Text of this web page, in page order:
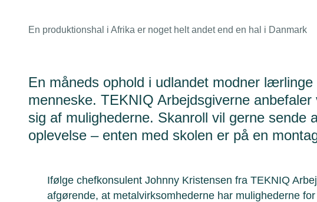
En produktionshal i Afrika er noget helt andet end en hal i Danmark
En måneds ophold i udlandet modner
menneske. TEKNIQ Arbejdsgiverne
sig af mulighederne. Skanroll vil gerne sende
oplevelse – enten med skolen er på en
Ifølge chefkonsulent Johnny Kristensen fra TEKNIQ
afgørende, at metalvirksomhederne har mulighederne